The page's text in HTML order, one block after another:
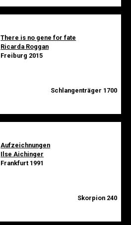
There is no gene for fate
Ricarda Roggan
Freiburg 2015
Schlangenträger 1700
Aufzeichnungen
Ilse Aichinger
Frankfurt 1991
Skorpion 240